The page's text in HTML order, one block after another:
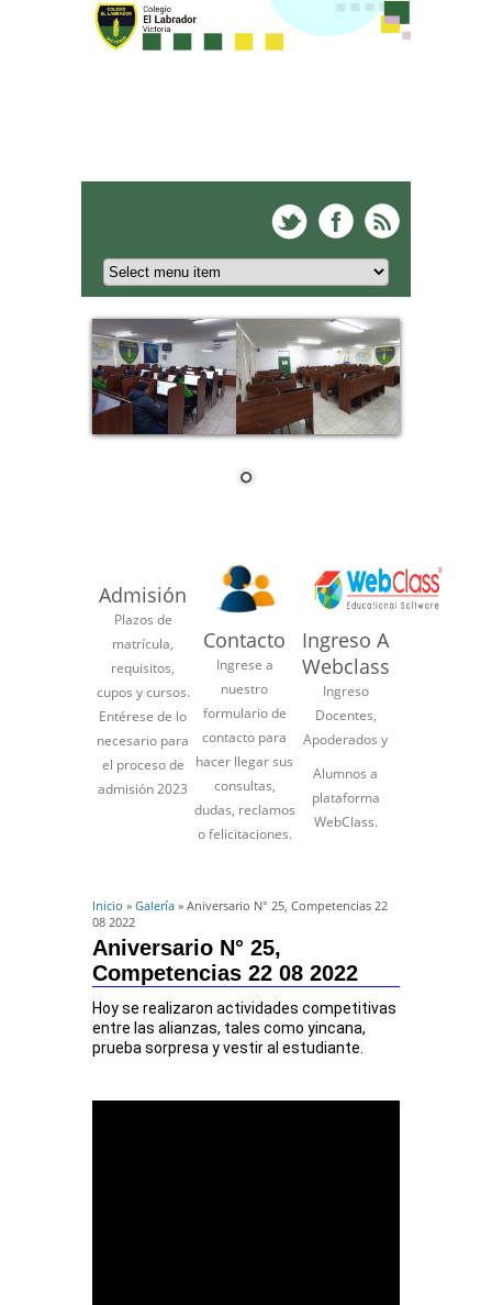
Admisión
Plazos de
matrícula,
requisitos,
cupos y cursos.
Entérese de lo
necesario para
el proceso de
admisión 2023
Contacto
Ingrese a
nuestro
formulario de
contacto para
hacer llegar sus
consultas,
dudas, reclamos
o felicitaciones.
Ingreso A
Webclass
Ingreso
Docentes,
Apoderados y
Alumnos a
plataforma
WebClass.
Inicio » Galería » Aniversario N° 25, Competencias 22
08 2022
Aniversario N° 25,
Competencias 22 08 2022
Hoy se realizaron actividades competitivas
entre las alianzas, tales como yincana,
prueba sorpresa y vestir al estudiante.